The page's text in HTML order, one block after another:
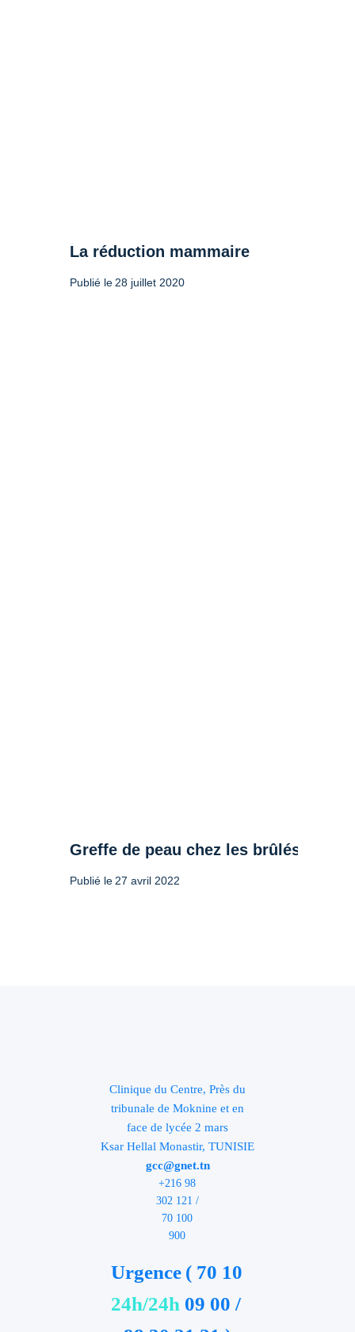
La réduction mammaire
Publié le 28 juillet 2020
Greffe de peau chez les brûlés
Publié le 27 avril 2022
Clinique du Centre, Près du
tribunale de Moknine et en
face de lycée 2 mars
Ksar Hellal Monastir, TUNISIE
gcc@gnet.tn
+216 98
302 121 /
70 100
900
Urgence
24h/24h
( 70 10
09 00 /